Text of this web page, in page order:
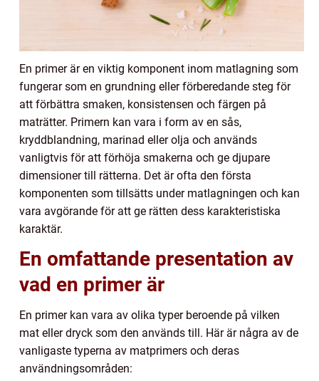
En primer är en viktig komponent inom matlagning som
fungerar som en grundning eller förberedande steg för
att förbättra smaken, konsistensen och färgen på
maträtter. Primern kan vara i form av en sås,
kryddblandning, marinad eller olja och används
vanligtvis för att förhöja smakerna och ge djupare
dimensioner till rätterna. Det är ofta den första
komponenten som tillsätts under matlagningen och kan
vara avgörande för att ge rätten dess karakteristiska
karaktär.
En omfattande presentation av
vad en primer är
En primer kan vara av olika typer beroende på vilken
mat eller dryck som den används till. Här är några av de
vanligaste typerna av matprimers och deras
användningsområden: